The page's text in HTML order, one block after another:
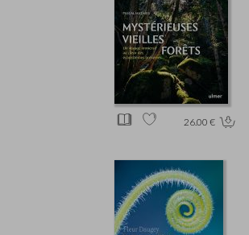
26.00 €